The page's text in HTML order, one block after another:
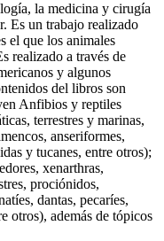
la medicina y cirugía
Es un trabajo realizado
el que los animales
realizado a través de
y algunos
del libros son
Anfibios y reptiles
terrestres y marinas,
anseriformes,
y tucanes, entre otros);
xenarthras,
prociónidos,
dantas, pecaríes,
otros), además de tópicos